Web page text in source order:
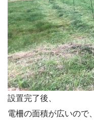
設置完了後、
電柵の面積が広いので、